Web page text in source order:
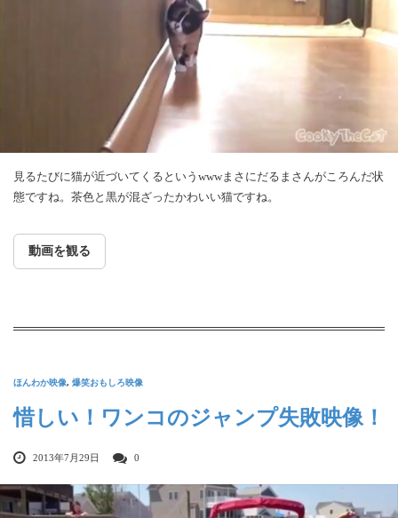
見るたびに猫が近づいてくるというwwwまさにだるまさんがころんだ状
態ですね。茶色と黒が混ざったかわいい猫ですね。
動画を観る
ほんわか映像, 爆笑おもしろ映像
惜しい！ワンコのジャンプ失敗映像！
2013年7月29日 0